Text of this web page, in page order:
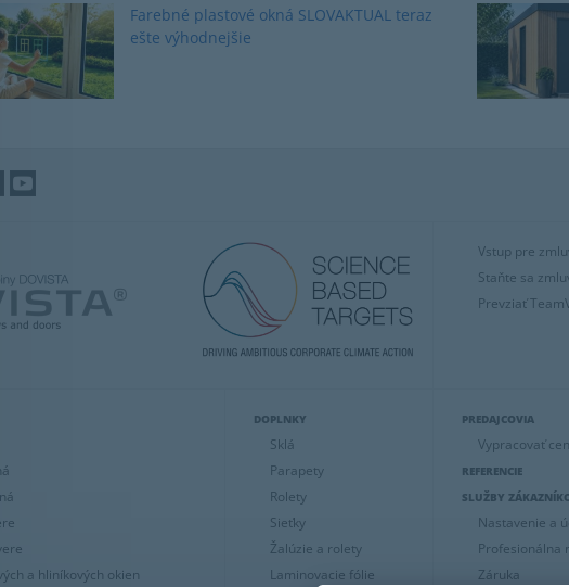
Farebné plastové okná SLOVAKTUAL teraz
ešte výhodnejšie
Vstup pre
Staňte sa
Prevziať
a hliníkových okien
DOPLNKY
Sklá
Parapety
Rolety
Sieťky
Žalúzie a rolety
Laminovacie fólie
PREDAJCOVIA
Vypracovať
REFERENCIE
SLUŽBY
Nastavenie a
Profesionálna
Záruka